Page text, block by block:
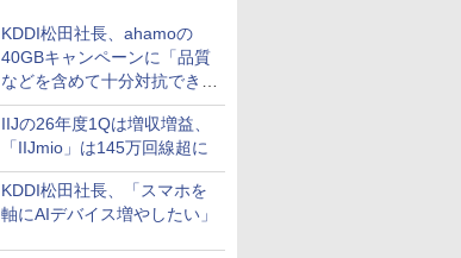
KDDI松田社長、ahamoの
40GBキャンペーンに「品質
などを含めて十分対抗でき
る」
IIJの26年度1Qは増収増益、
「IIJmio」は145万回線超に
KDDI松田社長、「スマホを
軸にAIデバイス増やしたい」